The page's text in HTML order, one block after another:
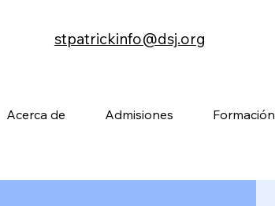
stpatrickinfo@dsj.org
Acerca de Admisiones Formación